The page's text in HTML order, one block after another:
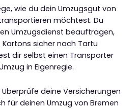
wie du dein Umzugsgut von
möchtest. Du
Umzugsdienst beauftragen,
sicher nach Tartu
dir selbst einen Transporter
in Eigenregie.
Überprüfe deine Versicherungen
für deinen Umzug von Bremen